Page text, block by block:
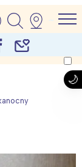
rodzinne